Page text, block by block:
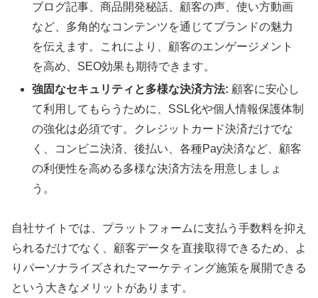
ブログ記事、商品開発秘話、顧客の声、使い方動画
など、多角的なコンテンツを通じてブランドの魅力
を伝えます。これにより、顧客のエンゲージメント
を高め、SEO効果も期待できます。
強固なセキュリティと多様な決済方法: 顧客に安心し
て利用してもらうために、SSL化や個人情報保護体制
の強化は必須です。クレジットカード決済だけでな
く、コンビニ決済、後払い、各種Pay決済など、顧客
の利便性を高める多様な決済方法を用意しましょ
う。
自社サイトでは、プラットフォームに支払う手数料を抑え
られるだけでなく、顧客データを直接取得できるため、よ
りパーソナライズされたマーケティング施策を展開できる
という大きなメリットがあります。